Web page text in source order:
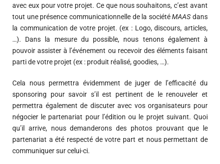
avec eux pour votre projet. Ce que nous souhaitons, c’est avant
tout une présence communicationnelle de la sociétéMAAS dans
la communication de votre projet. (ex : Logo, discours, articles,
…). Dans la mesure du possible, nous tenons également à
pouvoir assister à l’événement ou recevoir des éléments faisant
parti de votre projet (ex : produit réalisé, goodies, …).
Cela nous permettra évidemment de juger de l’efficacité du
sponsoring pour savoir s’il est pertinent de le renouveler et
permettra également de discuter avec vos organisateurs pour
négocier le partenariat pour l’édition ou le projet suivant. Quoi
qu’il arrive, nous demanderons des photos prouvant que le
partenariat a été respecté de votre part et nous permettant de
communiquer sur celui-ci.